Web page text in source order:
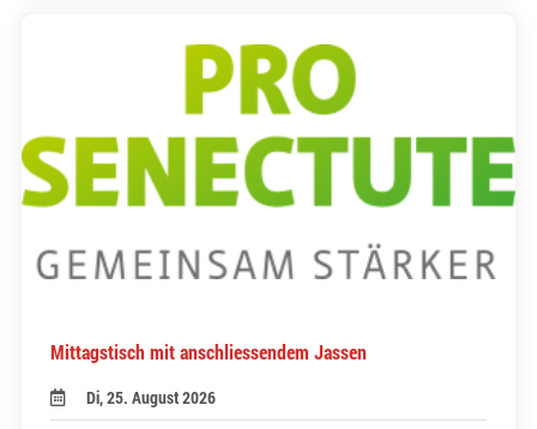
Mittagstisch mit anschliessendem Jassen
Di, 25. August 2026